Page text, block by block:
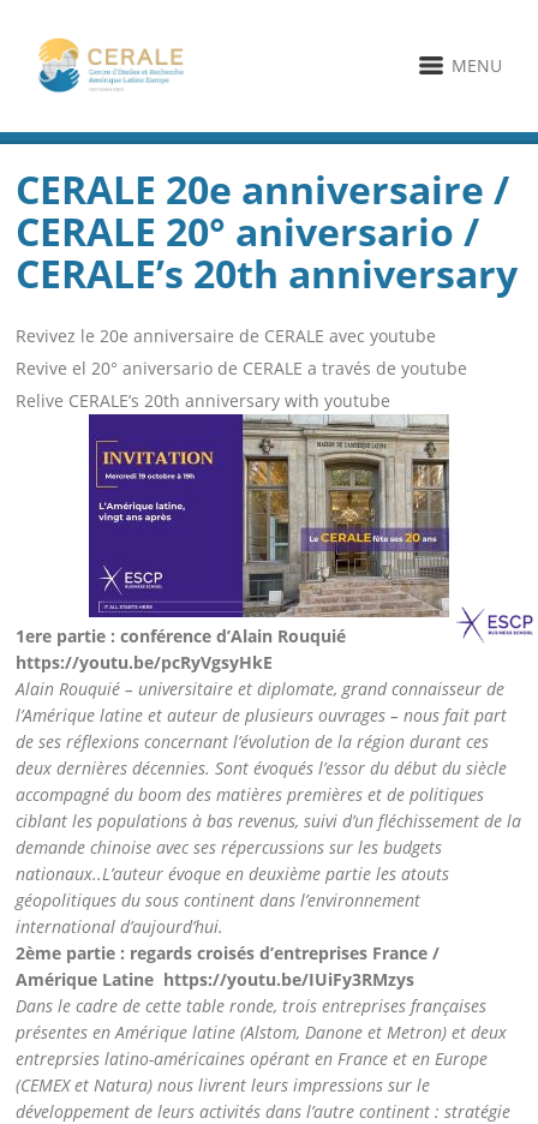
MENU
CERALE 20e anniversaire /
CERALE 20° aniversario /
CERALE’s 20th anniversary
Revivez le 20e anniversaire de CERALE avec youtube
Revive el 20° aniversario de CERALE a través de youtube
Relive CERALE’s 20th anniversary with youtube
1ere partie : conférence d’Alain Rouquié
https://youtu.be/pcRyVgsyHkE
Alain Rouquié – universitaire et diplomate, grand connaisseur de
l’Amérique latine et auteur de plusieurs ouvrages – nous fait part
de ses réflexions concernant l’évolution de la région durant ces
deux dernières décennies. Sont évoqués l’essor du début du siècle
accompagné du boom des matières premières et de politiques
ciblant les populations à bas revenus, suivi d’un fléchissement de la
demande chinoise avec ses répercussions sur les budgets
nationaux..L’auteur évoque en deuxième partie les atouts
géopolitiques du sous continent dans l’environnement
international d’aujourd’hui.
2ème partie : regards croisés d’entreprises France /
Amérique Latine https://youtu.be/IUiFy3RMzys
Dans le cadre de cette table ronde, trois entreprises françaises
présentes en Amérique latine (Alstom, Danone et Metron) et deux
entreprsies latino-américaines opérant en France et en Europe
(CEMEX et Natura) nous livrent leurs impressions sur le
développement de leurs activités dans l’autre continent : stratégie